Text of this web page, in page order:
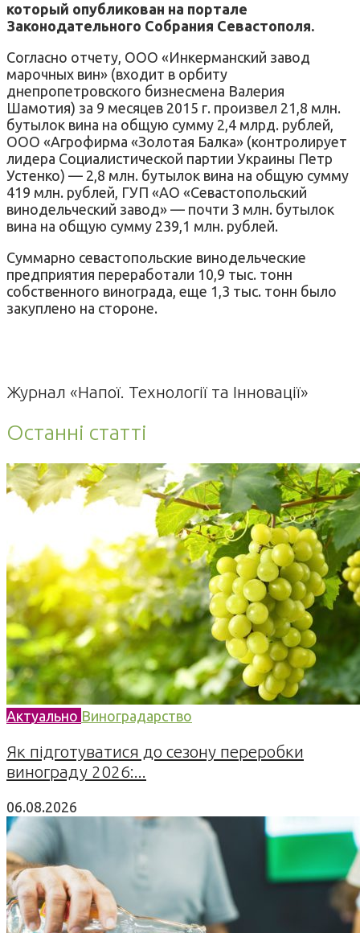
который опубликован на портале
Законодательного Собрания Севастополя.
Согласно отчету, ООО «Инкерманский завод
марочных вин» (входит в орбиту
днепропетровского бизнесмена Валерия
Шамотия) за 9 месяцев 2015 г. произвел 21,8 млн.
бутылок вина на общую сумму 2,4 млрд. рублей,
ООО «Агрофирма «Золотая Балка» (контролирует
лидера Социалистической партии Украины Петр
Устенко) — 2,8 млн. бутылок вина на общую сумму
419 млн. рублей, ГУП «АО «Севастопольский
винодельческий завод» — почти 3 млн. бутылок
вина на общую сумму 239,1 млн. рублей.
Суммарно севастопольские винодельческие
предприятия переработали 10,9 тыс. тонн
собственного винограда, еще 1,3 тыс. тонн было
закуплено на стороне.
Журнал «Напої. Технології та Інновації»
Останні статті
Актуально Виноградарство
Як підготуватися до сезону переробки
винограду 2026:...
06.08.2026